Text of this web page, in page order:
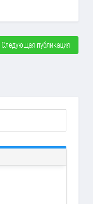
Следующая публикация